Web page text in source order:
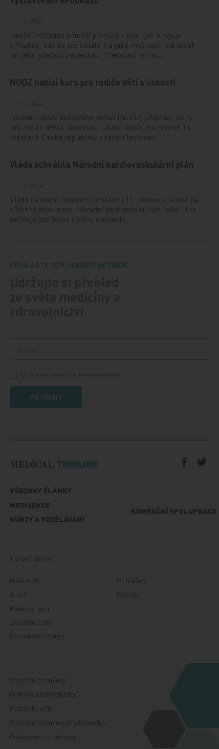
Dnešní Poradna přináší přehled o tom, jak funguje
ePoukaz, kde ho lze uplatnit a jaké možnosti má lékař
při jeho předání pacientovi. Představí mimo…
NUDZ nabízí kurs pro rodiče dětí s úzkostí
Národní ústav duševního zdraví (NUDZ) připravil kurs
pro rodiče dětí s úzkostmi. Účast nabízí zdarma ve 14
městech České republiky v rámci testovací…
Vláda schválila Národní kardiovaskulární plán
Vláda na svém zasedání ve středu 11. prosince schválila
důležitý dokument, Národní kardiovaskulární plán. Ten
definuje potřebné změny v oblasti…
PŘIHLASTE SE K ODBĚRU NOVINEK.
POTVRDIT
VŠECHNY ČLÁNKY
MEDISEKCE
KURZY A VZDĚLÁVÁNÍ
KOMERČNÍ SPOLUPRÁCE
Tiskové zprávy
Naše tituly
Autoři
Kalendář akcí
Znalostní testy
Personální inzerce
Přihlášení
Kontakt
Obchodní podmínky
Ochrana osobních údajů
Podmínky užití
Obchodní podmínky předplatného
Odstoupení od smlouvy